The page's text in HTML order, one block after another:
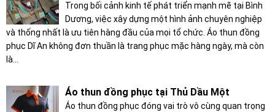
Trong bối cảnh kinh tế phát triển mạnh mẽ tại Bình
Dương, việc xây dựng một hình ảnh chuyên nghiệp
và thống nhất là ưu tiên hàng đầu của mọi tổ chức. Áo thun đồng
phục Dĩ An không đơn thuần là trang phục mặc hàng ngày, mà còn
là...
Áo thun đồng phục tại Thủ Dầu Một
Áo thun đồng phục đóng vai trò vô cùng quan trọng